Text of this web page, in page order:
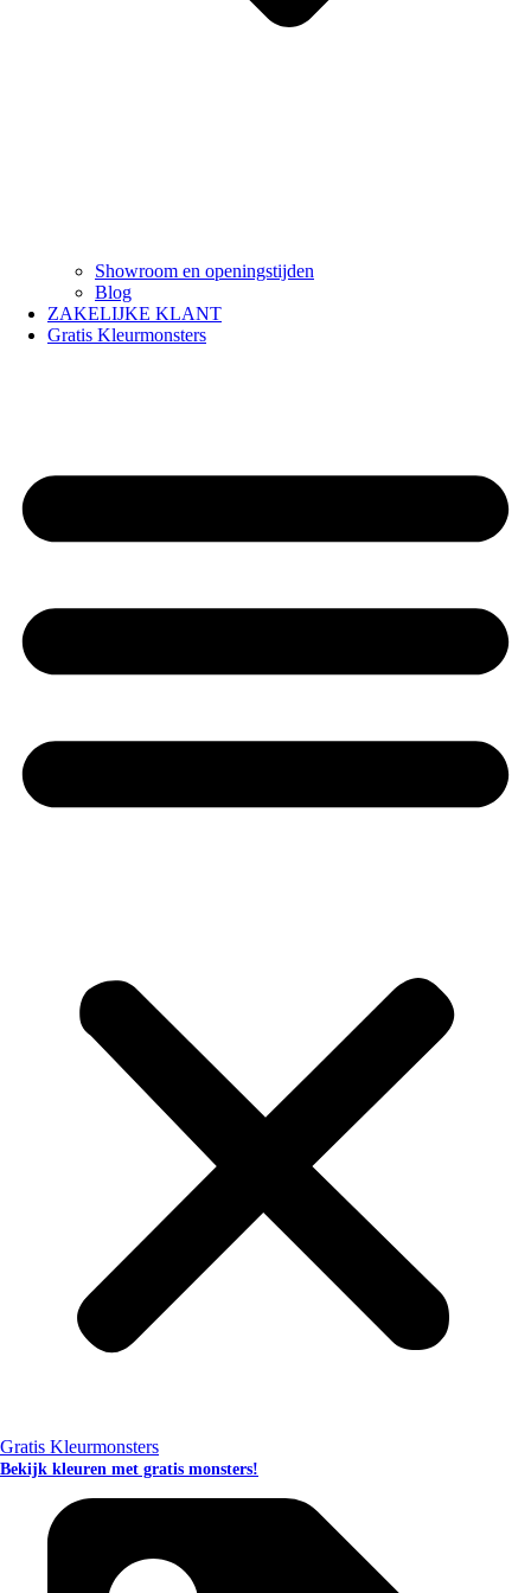
Showroom en openingstijden
Blog
ZAKELIJKE KLANT
Gratis Kleurmonsters
Gratis Kleurmonsters
Bekijk kleuren met gratis monsters!